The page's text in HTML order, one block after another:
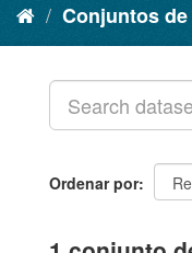
Conjuntos
Ordenar por